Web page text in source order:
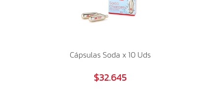
Cápsulas Soda x 10 Uds
$32.645